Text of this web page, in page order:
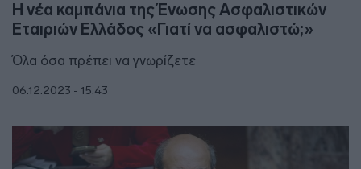
Η νέα καμπάνια της Ένωσης Ασφαλιστικών
Εταιριών Ελλάδος «Γιατί να ασφαλιστώ;»
Όλα όσα πρέπει να γνωρίζετε
06.12.2023 - 15:43